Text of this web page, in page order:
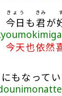
今日
きょう
も君
きみ
が
天也依然
もなって